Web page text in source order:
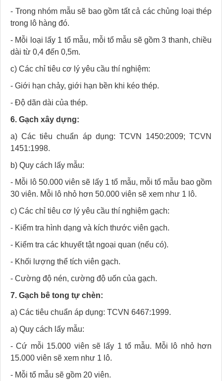
- Trong nhóm mẫu sẽ bao gồm tất cả các chủng loại thép
trong lô hàng đó.
- Mỗi loại lấy 1 tổ mẫu, mỗi tổ mẫu sẽ gồm 3 thanh, chiều
dài từ 0,4 đến 0,5m.
c) Các chỉ tiêu cơ lý yêu cầu thí nghiệm:
- Giới hạn chảy, giới hạn bền khi kéo thép.
- Độ dãn dài của thép.
6. Gạch xây dựng:
a) Các tiêu chuẩn áp dụng: TCVN 1450:2009; TCVN
1451:1998.
b) Quy cách lấy mẫu:
- Mỗi lô 50.000 viên sẽ lấy 1 tổ mẫu, mỗi tổ mẫu bao gồm
30 viên. Mỗi lô nhỏ hơn 50.000 viên sẽ xem như 1 lô.
c) Các chỉ tiêu cơ lý yêu cầu thí nghiệm gạch:
- Kiểm tra hình dạng và kích thước viên gạch.
- Kiểm tra các khuyết tật ngoại quan (nếu có).
- Khối lượng thể tích viên gạch.
- Cường độ nén, cường độ uốn của gạch.
7. Gạch bê tong tự chèn:
a) Các tiêu chuẩn áp dụng: TCVN 6467:1999.
a) Quy cách lấy mẫu:
- Cứ mỗi 15.000 viên sẽ lấy 1 tổ mẫu. Mỗi lô nhỏ hơn
15.000 viên sẽ xem như 1 lô.
- Mỗi tổ mẫu sẽ gồm 20 viên.